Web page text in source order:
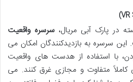
در پارک آبی مریال، سرسره واقعیت
سرسره به بازدیدکنندگان امکان می
با استفاده از هدست های واقعیت
کاملاً متفاوت و مجازی غرق کنند. می